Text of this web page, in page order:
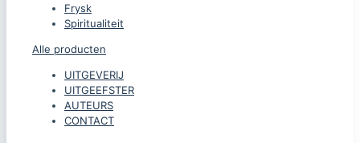
Frysk
Spiritualiteit
Alle producten
UITGEVERIJ
UITGEEFSTER
AUTEURS
CONTACT